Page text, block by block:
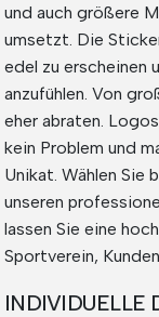
und auch größere
umsetzt. Die
edel zu erscheinen
anzufühlen. Von
eher abraten.
kein Problem und
Unikat. Wählen Sie
unseren
lassen Sie eine
Sportverein,
INDIVIDUELLE